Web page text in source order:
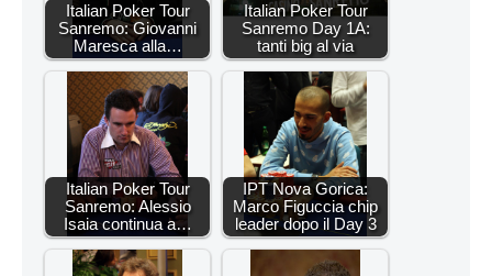
Italian Poker Tour
Sanremo: Giovanni
Maresca alla…
Italian Poker Tour
Sanremo Day 1A:
tanti big al via
Italian Poker Tour
Sanremo: Alessio
Isaia continua a…
IPT Nova Gorica:
Marco Figuccia chip
leader dopo il Day 3